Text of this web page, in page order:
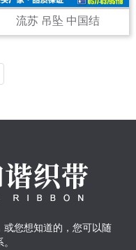
流苏 吊坠 中国结
您想知道的，您可以随